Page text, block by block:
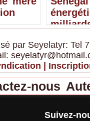
par Seyelatyr: Tel
nous
Suivez-